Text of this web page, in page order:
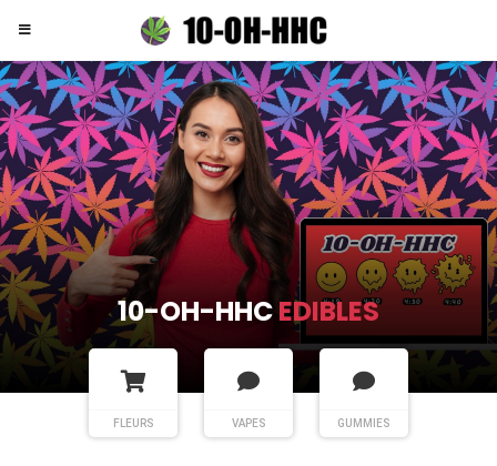
10-OH-HHCEDIBLES
FLEURS VAPES GUMMIES